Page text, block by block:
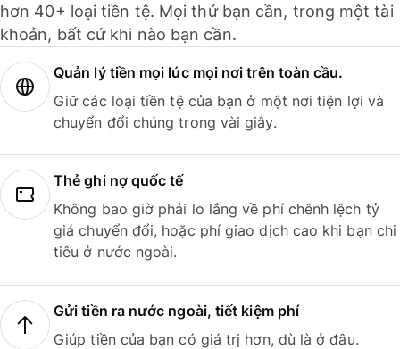
hơn 40+ loại tiền tệ. Mọi thứ bạn cần, trong một tài
khoản, bất cứ khi nào bạn cần.
Quản lý tiền mọi lúc mọi nơi trên toàn cầu.
Giữ các loại tiền tệ của bạn ở một nơi tiện lợi và
chuyển đổi chúng trong vài giây.
Thẻ ghi nợ quốc tế
Không bao giờ phải lo lắng về phí chênh lệch tỷ
giá chuyển đổi, hoặc phí giao dịch cao khi bạn chi
tiêu ở nước ngoài.
Gửi tiền ra nước ngoài, tiết kiệm phí
Giúp tiền của bạn có giá trị hơn, dù là ở đâu.